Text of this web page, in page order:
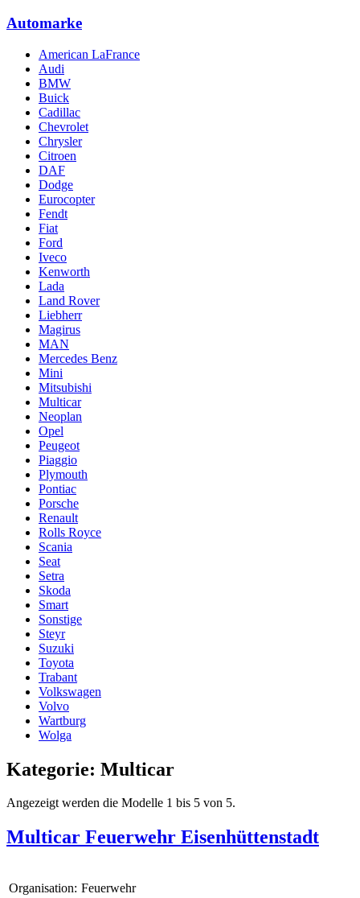
Automarke
American LaFrance
Audi
BMW
Buick
Cadillac
Chevrolet
Chrysler
Citroen
DAF
Dodge
Eurocopter
Fendt
Fiat
Ford
Iveco
Kenworth
Lada
Land Rover
Liebherr
Magirus
MAN
Mercedes Benz
Mini
Mitsubishi
Multicar
Neoplan
Opel
Peugeot
Piaggio
Plymouth
Pontiac
Porsche
Renault
Rolls Royce
Scania
Seat
Setra
Skoda
Smart
Sonstige
Steyr
Suzuki
Toyota
Trabant
Volkswagen
Volvo
Wartburg
Wolga
Kategorie: Multicar
Angezeigt werden die Modelle 1 bis 5 von 5.
Multicar Feuerwehr Eisenhüttenstadt
Organisation: Feuerwehr